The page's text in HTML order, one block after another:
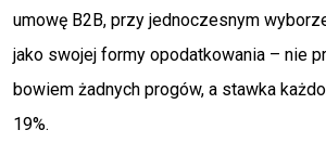
umowę B2B, przy jednoczesnym
jako swojej formy opodatkowania – nie
bowiem żadnych progów, a stawka
19%.